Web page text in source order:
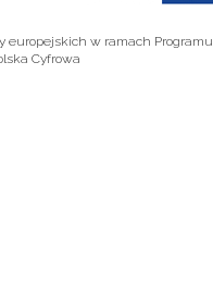
europejskich w ramach Programu
Cyfrowa